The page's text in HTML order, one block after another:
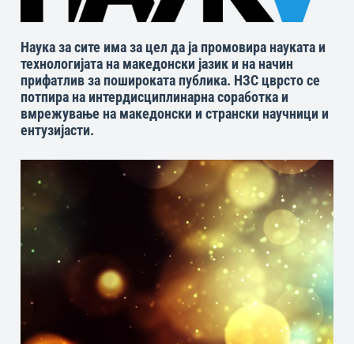
Наука за сите има за цел да ја промовира науката и
технологијата на македонски јазик и на начин
прифатлив за пошироката публика. НЗС цврсто се
потпира на интердисциплинарна соработка и
вмрежување на македонски и странски научници и
ентузијасти.